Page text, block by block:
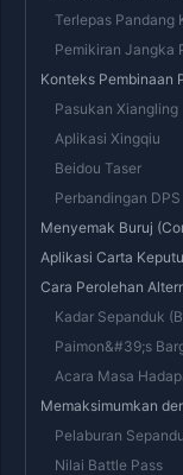
Terlepas Pandang
Pemikiran Jangka
Konteks Pembinaan
Pasukan Xiangling
Aplikasi Xingqiu
Beidou Taser
Perbandingan DPS
Menyemak Buruj
Aplikasi Carta
Cara Perolehan
Kadar Sepanduk
Paimon&#39;s
Acara Masa
Memaksimumkan
Pelaburan
Nilai Battle Pass